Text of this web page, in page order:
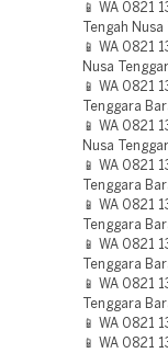
📱 WA 0821
Tengah
📱 WA 0821
Nusa
📱 WA 0821
Tenggara
📱 WA 0821
Nusa
📱 WA 0821
Tenggara
📱 WA 0821
Tenggara
📱 WA 0821
Tenggara
📱 WA 0821
Tenggara
📱 WA 0821
📱 WA 0821